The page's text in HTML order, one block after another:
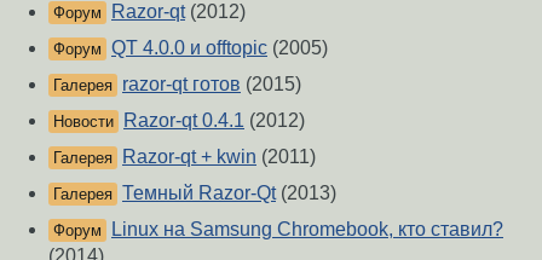
Форум Razor-qt(2012)
Форум QT 4.0.0 и offtopic (2005)
Галерея razor-qt готов (2015)
Новости Razor-qt 0.4.1 (2012)
Галерея Razor-qt + kwin (2011)
Галерея Темный Razor-Qt(2013)
Форум
Linux на Samsung Chromebook, кто ставил?
(2014)